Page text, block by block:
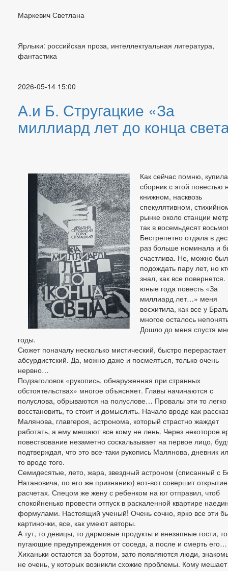
Маркевич Светлана
Ярлыки: российская проза, интеллектуальная литература,
фантастика
2026-05-14 15:00
А.и Б. Стругацкие «За
миллиард лет до конца
Как сейчас помню,
сборник с этой повестью
книжном, насквозь
спекулятивном,
рынке около станции
так в восемьдесят
Бестрепетно отдала в
раз больше номинала и
счастлива. Не, можно
подождать пару лет, но
знал, как все повернется.
юные года повесть «За
миллиард лет…» меня
восхитила, как все у
многое осталось
Дошло до меня спустя
годы.
Сюжет поначалу несколько мистический, быстро перерастает
абсурдистский. Да, можно даже и посмеяться, только очень
нервно…
Подзаголовок «рукопись, обнаруженная при странных
обстоятельствах» многое объясняет. Главы начинаются с
полуслова, обрываются на полуслове… Провалы эти то легко
восстановить, то стоит и домыслить. Начало вроде как
Малянова, главгероя, астронома, который страстно жаждет
работать, а ему мешают все кому не лень. Через некоторое
повествование незаметно соскальзывает на первое лицо,
подтверждая, что это все-таки рукопись Малянова, дневник
то вроде того.
Семидесятые, лето, жара, звездный астроном (списанный с
Натановича, по его же признанию) вот-вот совершит
расчетах. Спецом же жену с ребенком на юг отправил, чтоб
спокойненько провести отпуск в раскаленной квартире
формулами. Настоящий ученый! Очень сочно, ярко все эти
картиночки, все, как умеют авторы.
А тут, то девицы, то дармовые продукты и внезапные гости, то
пугающие предупреждения от соседа, а после и смерть его…
Хиханьки остаются за бортом, зато появляются люди,
не очень, у которых возникли схожие проблемы. Кому мешает